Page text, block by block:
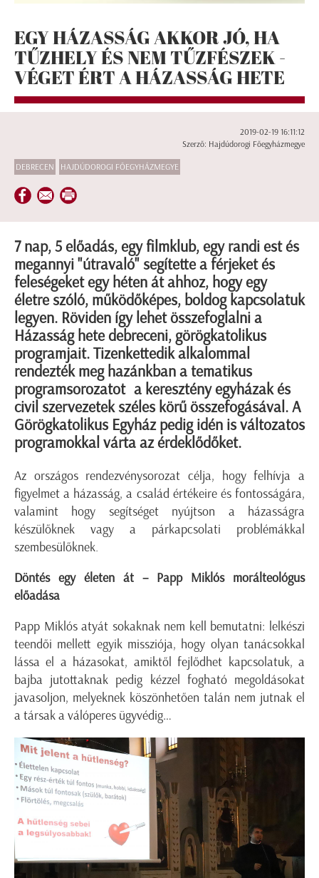
EGY HÁZASSÁG AKKOR JÓ, HA
TŰZHELY ÉS NEM TŰZFÉSZEK -
VÉGET ÉRT A HÁZASSÁG HETE
2019-02-19 16:11:12
Szerző: Hajdúdorogi Főegyházmegye
DEBRECEN HAJDÚDOROGI FŐEGYHÁZMEGYE
7 nap, 5 előadás, egy filmklub, egy randi est és
megannyi "útravaló" segítette a férjeket és
feleségeket egy héten át ahhoz, hogy egy
életre szóló, működőképes, boldog kapcsolatuk
legyen. Röviden így lehet összefoglalni a
Házasság hete debreceni, görögkatolikus
programjait. Tizenkettedik alkalommal
rendezték meg hazánkban a tematikus
programsorozatot a keresztény egyházak és
civil szervezetek széles körű összefogásával. A
Görögkatolikus Egyház pedig idén is változatos
programokkal várta az érdeklődőket.
Az országos rendezvénysorozat célja, hogy felhívja a
figyelmet a házasság, a család értékeire és fontosságára,
valamint hogy segítséget nyújtson a házasságra
készülőknek vagy a párkapcsolati problémákkal
szembesülőknek.
Döntés egy életen át – Papp Miklós morálteológus
előadása
Papp Miklós atyát sokaknak nem kell bemutatni: lelkészi
teendői mellett egyik missziója, hogy olyan tanácsokkal
lássa el a házasokat, amiktől fejlődhet kapcsolatuk, a
bajba jutottaknak pedig kézzel fogható megoldásokat
javasoljon, melyeknek köszönhetően talán nem jutnak el
a társak a válóperes ügyvédig…